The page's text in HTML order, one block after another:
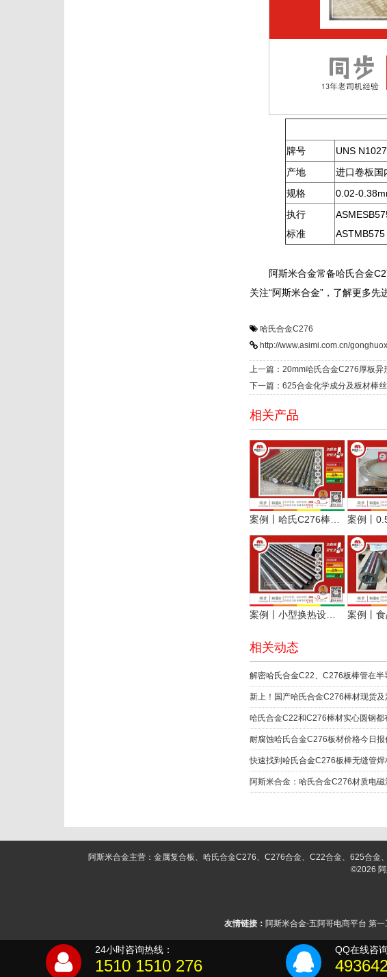
牌号
UNS
产地
进口卷板国
规格
0.02-
执行
标准
ASTMB575
阿斯米合金常备哈氏合金
关注“阿斯米合金”，了解更多先
哈氏合金C276
http://www.asimi.com.cn/
上一篇：20mm哈氏合金C276厚板异
下一篇：625合金化学成分及板材棒
相关产品
相关动态
新上！国产哈氏合金C276棒材现货及
耐腐蚀哈氏合金C276板材价格今日报
阿斯米合金主营：金属复合板、哈氏合金C276、C276合金、C22合金、625合
©2026
友情链接： 阿斯米合金-五阿哥电商平台 第一
24小时咨询热线：
1510 1510 276
QQ在线咨询